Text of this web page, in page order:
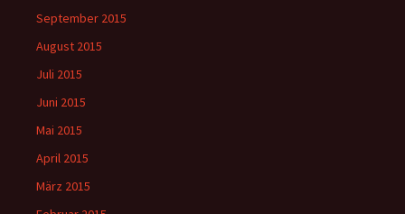
September 2015
August 2015
Juli 2015
Juni 2015
Mai 2015
April 2015
März 2015